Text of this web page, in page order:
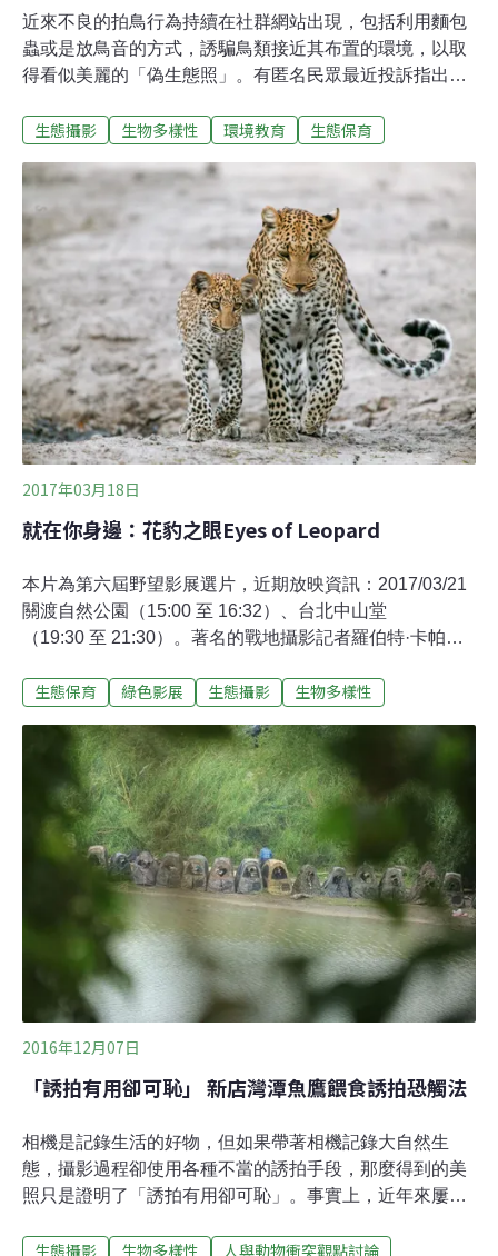
近來不良的拍鳥行為持續在社群網站出現，包括利用麵包
蟲或是放鳥音的方式，誘騙鳥類接近其布置的環境，以取
得看似美麗的「偽生態照」。有匿名民眾最近投訴指出，
豬肝或是用透明的釣線綑綁食物，吸引當地的保育類猛禽
冠鷲被餵食以豬肝、綁在線上的食物。令人憂心的是，這
些豬肝或是食材如果腐壞，對大冠鷲恐怕會造成傳染病；
而透明的釣線被大冠鷲吃下肚，可能會導致死亡。鳥類生
態專家李璟泓也提醒，以食物或鳥音誘及鳥類拍攝的結
果，不但會讓野生動物降低對人的警戒心，同時因為被食
物吸引產生的制約，野生鳥類被天敵獵食或是被人類獵捕
或是因為鄰近道路被車輛撞擊路殺的風險都會相對提高。
而在繁殖季播放鳥音不斷干擾的結果，也會讓鳥類求偶成
功的機會降低，甚至會讓鳥棄巢。鳥類攝影或賞鳥本來是
一種舒緩身心的休閒活動，國內外絕大多數的公共空間都
會
生態攝影 生物多樣性 環境教育 生態保育
2017年03月18日
就在你身邊：花豹之眼Eyes of Leopard
本片為第六屆野望影展選片，近期放映資訊：2017/03/21
關渡自然公園（15:00 至 16:32）、台北中山堂
（19:30 至 21:30）。著名的戰地攝影記者羅伯特·卡帕
好，那是因為你靠的不夠近。」（If your pictures aren't
也適用於生態攝影，從技術層面上，雖然使用長鏡頭可以
在距離之外即可拍攝，但是必須透過層層的空氣，影像的
品質自然受到影響。最好是能夠以最近的距離拍攝，則能
獲致最佳的影像品質也最自然的動物行為，這一點在遙控
及偽裝或是擬真的技術提高之後，已經不算是難事了。但
如果另外翻譯這段名言之中的關鍵字「close」，則另有親
近或是參與度上的接近，越能接近戰爭的核心，越能拍攝
出武器、戰術之外衝突的本質。對於野生動物
生態保育 綠色影展 生態攝影 生物多樣性
2016年12月07日
「誘拍有用卻可恥」 新店灣潭魚鷹餵食誘拍恐觸法
相機是記錄生活的好物，但如果帶著相機記錄大自然生
態，攝影過程卻使用各種不當的誘拍手段，那麼得到的美
照只是證明了「誘拍有用卻可恥」。事實上，近年來屢屢
包蟲、灑飼料、餵食的誘拍手法，此外，其中也包括閃光
生態攝影 生物多樣性
人與動物衝突觀點討論